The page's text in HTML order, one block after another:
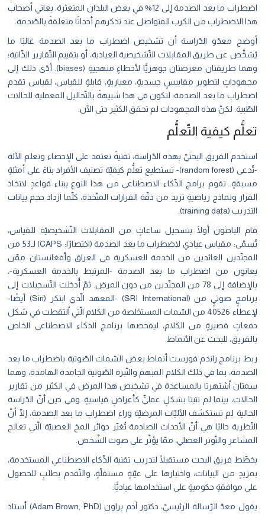
اضطراب ما بعد الصدمة إلى 12% في بعض البلدان المتعثرة. يعاني أصحاب
هذا الاضطراب من الكرب المتواصل عند تذكرهم أحداثًا متعلقةً بالصّدمة.
أوضح معدّو الدّراسة أن تشخيص اضطراب ما بعد الصدمة غالبًا ما
يُشخَّص عن طريق المقابلات التّشخيصية العيادية، أو بتقييم التّقارير الذّاتية؛
وهما طريقتان معرضتان جوهريًّا ﻷخطاءٍ منهجيةٍ (biases). أدّى ذلك إلى
مجهوداتٍ لتطوير مقاييسٍ جسديةٍ، معياريةٍ، قابلةٍ للقياس، لقياس تقدم
اضطراب ما بعد الصدمة؛ لتكون في هذا شبيهةً بالتّحاليل المعملية للحالات
الطّبية. لكنّ هذه المجهودات لم تحقق الكثير حتى اﻵن.
تعلُّم كيفية التّعلُّم
استخدم الفريق البحثيّ بهذه الدّراسة، تقنيةً تعتمد على الإحصاء وتعلم اﻵلة
-تُدعى (random forest)- تستطيع تعلُّم كيفيّة تصنيف اﻷفراد بناءً على أمثلةٍ
مسبقةٍ. تقوم برامج الذّكاء الاصطناعي من هذا النوع ببناء قواعدٍ لاتخاذ
القرار ونماذج رياضيةٍ تزيد من دقّة القرارات المتّخذة، كلّما ازداد حجم بيانات
التدريب (training data).
قام الباحثون أولًا بتسجيل ساعاتٍ من المقابلات التّشخيصيّة للقياس،
تُسمّى: مقياس عيادي لاضطراب ما بعد الصدمة (اختصارًا: CAPS) لـ53 من
المجنّدين العائدين من الخدمة العسكرية في العراق وأفغانستان ممّن
يعانون من اضطراب ما بعد الصدمة -المرتبط بالخدمة العسكرية-،
بالإضافة إلى 78 من المجنّدين من دون المرض. ثمّ أُدخلت التّسجيلات إلى
برنامجٍ صوتيٍ من (SRI International) -المعهد الّذي ابتكر (Siri) أيضًا-
لإعطاء 40526 من السّمات المستخلصة من الكلام الّتي اُلتقطت في شكل
دفعاتٍ قصيرةٍ من الكلام، ليفحصها برنامج الذكاء الاصطناعي الخاص
بالفريق، للبحث عن الأنماط.
ربط برنامج راندم فورست أنماط بعض السّمات الصّوتية باضطراب ما بعد
الصدمة، بما في ذلك الكلام المبهم والنّبرة الصّوتية الجامدة الهامدة، وهما
سمتان اُشتهرتا بالمساعدة في تشخيص هذا المرض في الكثير من تقارير
الحالات، بينما لم تثبتا بشكلٍ عمليٍّ كأعراضٍ قياسيةٍ. وفي حين أنّ الدّراسة
الحالية لم تستكشف الآليّات المرضيّة وراء اضطراب ما بعد الصدمة، إلّا أنّ
النّظرية حاليًا هي أنّ الأحداث الصادمة تُغيِّر دوائر المخ العصبيّة الّتي تعالج
المشاعر والتّوتر العضلي، ممّا يؤثّر على صوت الشّخص.
يخطِّط فريق البحث مستقبلًا لتدريب تقنية الذّكاء الاصطناعي المستخدمة،
بمزيدٍ من البيانات، واختبارها على عيّنةٍ مستقلّةٍ، والتّقدم بطلبٍ للحصول
على موافقةٍ حكوميةٍ على استخدامها عياديًّا.
يقول معدّ الرّسالة الرئيسيّ، دكتور آدم براون (Adam Brown, PhD) أستاذ